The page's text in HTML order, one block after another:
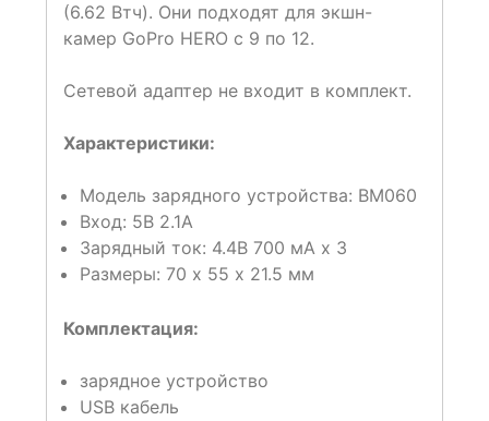
(6.62 Втч). Они подходят для экшн-
камер GoPro HERO с 9 по 12.
Сетевой адаптер не входит в комплект.
Характеристики:
Модель зарядного устройства: BM060
Вход: 5В 2.1А
Зарядный ток: 4.4В 700 мА х 3
Размеры: 70 х 55 х 21.5 мм
Комплектация:
зарядное устройство
USB кабель